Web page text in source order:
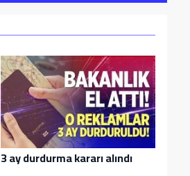
3 ay durdurma kararı alındı